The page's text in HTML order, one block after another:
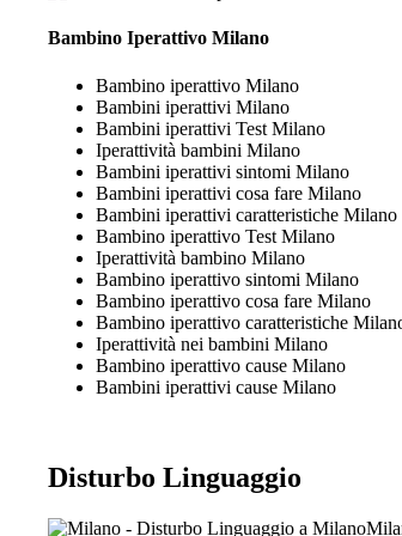
Bambino Iperattivo Milano
Bambino iperattivo Milano
Bambini iperattivi Milano
Bambini iperattivi Test Milano
Iperattività bambini Milano
Bambini iperattivi sintomi Milano
Bambini iperattivi cosa fare Milano
Bambini iperattivi caratteristiche Milano
Bambino iperattivo Test Milano
Iperattività bambino Milano
Bambino iperattivo sintomi Milano
Bambino iperattivo cosa fare Milano
Bambino iperattivo caratteristiche
Iperattività nei bambini Milano
Bambino iperattivo cause Milano
Bambini iperattivi cause Milano
Disturbo Linguaggio